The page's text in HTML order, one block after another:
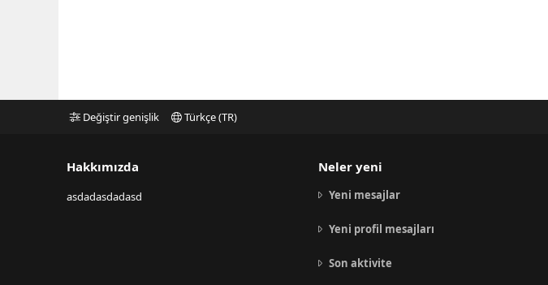
Değiştir genişlik Türkçe (TR)
Hakkımızda
asdadasdadasd
Neler yeni
Yeni mesajlar
Yeni profil mesajları
Son aktivite